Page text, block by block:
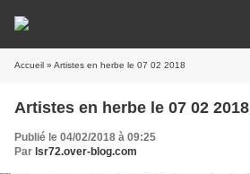
Accueil » Artistes en herbe le 07 02 2018
Artistes en herbe le 07 02 2018
Publié le 04/02/2018 à 09:25
Par lsr72.over-blog.com